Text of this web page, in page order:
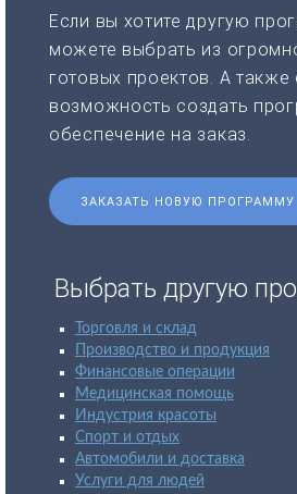
Если вы хотите другую
можете выбрать из
готовых проектов. А также
возможность создать
обеспечение на заказ.
ЗАКАЗАТЬ НОВУЮ ПРОГРАММУ
Выбрать другую
Торговля и склад
Производство и продукция
Финансовые операции
Медицинская помощь
Индустрия красоты
Спорт и отдых
Автомобили и доставка
Услуги для людей